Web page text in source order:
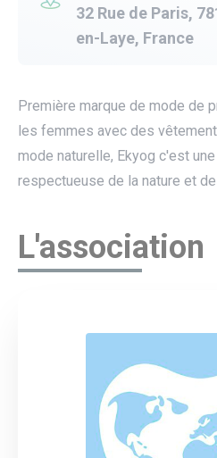
32 Rue de Paris,
en-Laye, France
Première marque de mode de
les femmes avec des
mode naturelle, Ekyog c'est
respectueuse de la nature et
L'association